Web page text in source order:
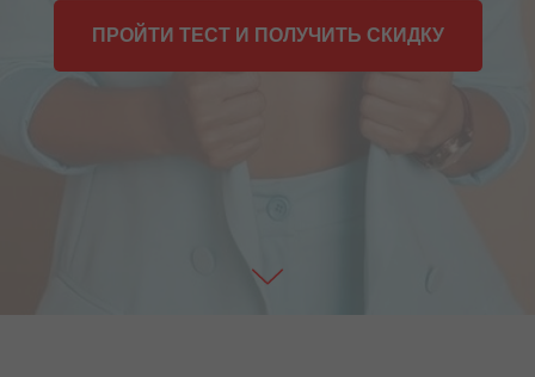
ПРОЙТИ ТЕСТ И ПОЛУЧИТЬ СКИДКУ